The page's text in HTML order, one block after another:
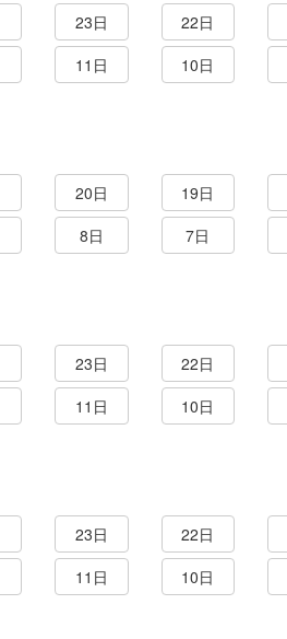
23日 22日
11日 10日
20日 19日
8日 7日
23日 22日
11日 10日
23日 22日
11日 10日